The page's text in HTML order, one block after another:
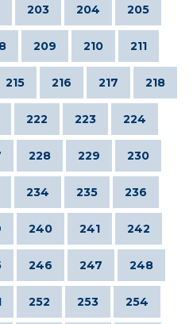
203 204 205
209 210 211
215 216 217 218
222 223 224
228 229 230
234 235 236
240 241 242
246 247 248
252 253 254